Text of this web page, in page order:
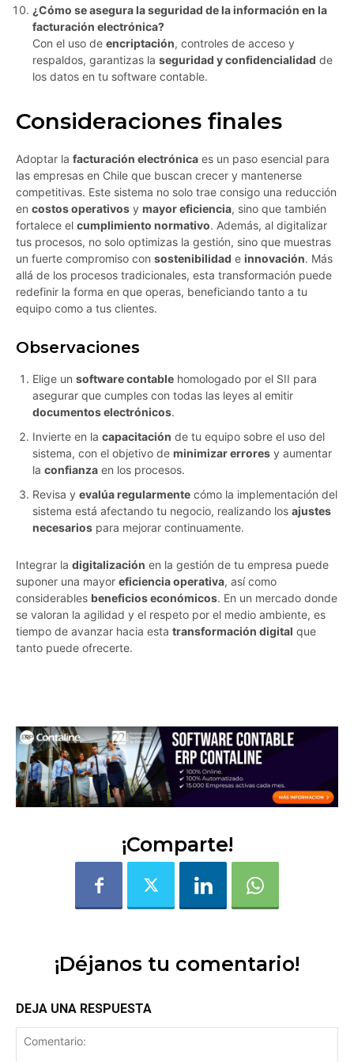
¿Cómo se asegura la seguridad de la información en la
facturación electrónica?
Con el uso de encriptación, controles de acceso y
respaldos, garantizas la seguridad y confidencialidad de
los datos en tu software contable.
Consideraciones finales
Adoptar la facturación electrónica es un paso esencial para
las empresas en Chile que buscan crecer y mantenerse
competitivas. Este sistema no solo trae consigo una reducción
en costos operativos y mayor eficiencia, sino que también
fortalece el cumplimiento normativo. Además, al digitalizar
tus procesos, no solo optimizas la gestión, sino que muestras
un fuerte compromiso con sostenibilidad e innovación. Más
allá de los procesos tradicionales, esta transformación puede
redefinir la forma en que operas, beneficiando tanto a tu
equipo como a tus clientes.
Observaciones
Elige un software contable homologado por el SII para
asegurar que cumples con todas las leyes al emitir
documentos electrónicos.
Invierte en la capacitación de tu equipo sobre el uso del
sistema, con el objetivo de minimizar errores y aumentar
la confianza en los procesos.
Revisa y evalúa regularmente cómo la implementación del
sistema está afectando tu negocio, realizando los ajustes
necesarios para mejorar continuamente.
Integrar la digitalización en la gestión de tu empresa puede
suponer una mayor eficiencia operativa, así como
considerables beneficios económicos. En un mercado donde
se valoran la agilidad y el respeto por el medio ambiente, es
tiempo de avanzar hacia esta transformación digital que
tanto puede ofrecerte.
¡Comparte!
¡Déjanos tu comentario!
DEJA UNA RESPUESTA